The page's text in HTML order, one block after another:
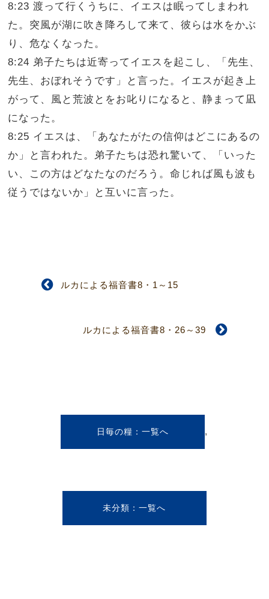
8:23 渡って行くうちに、イエスは眠ってしまわれ
た。突風が湖に吹き降ろして来て、彼らは水をかぶ
り、危なくなった。
8:24 弟子たちは近寄ってイエスを起こし、「先生、
先生、おぼれそうです」と言った。イエスが起き上
がって、風と荒波とをお叱りになると、静まって凪
になった。
8:25 イエスは、「あなたがたの信仰はどこにあるの
か」と言われた。弟子たちは恐れ驚いて、「いった
い、この方はどなたなのだろう。命じれば風も波も
従うではないか」と互いに言った。
ルカによる福音書8・1～15
ルカによる福音書8・26～39
日毎の糧 ,
未分類